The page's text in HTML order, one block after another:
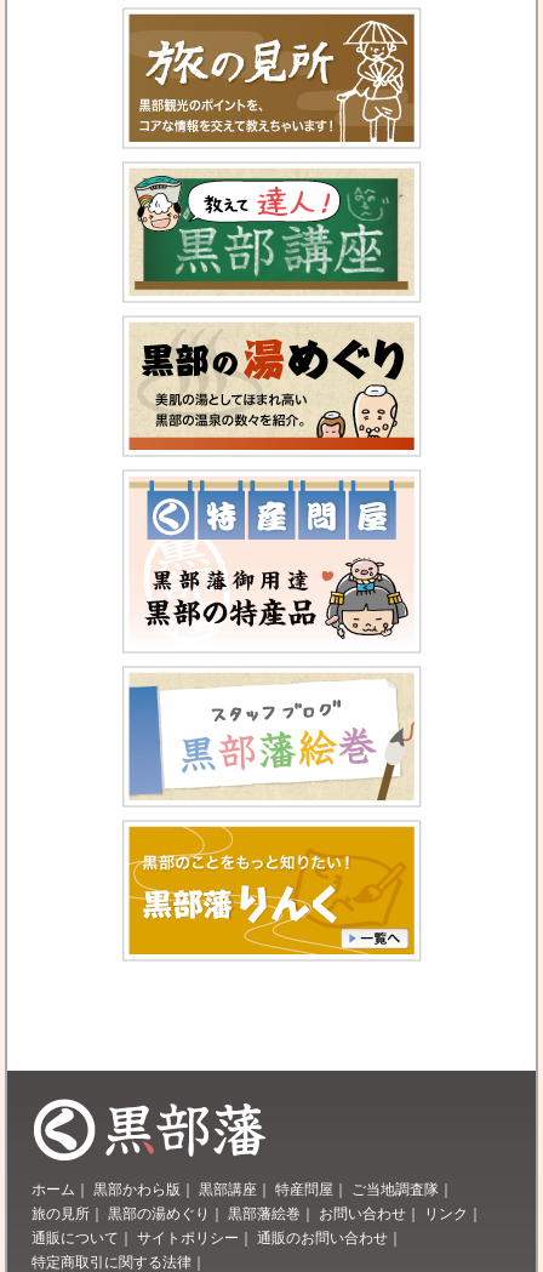
ホーム 黒部かわら版 黒部講座 特産問屋 ご当地調査隊
旅の見所
黒部の湯めぐり 黒部藩絵巻 お問い合わせ リンク
通販について
サイトポリシー 通販のお問い合わせ
特定商取引に関する法律